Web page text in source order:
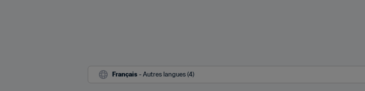
Français - Autres langues (4)